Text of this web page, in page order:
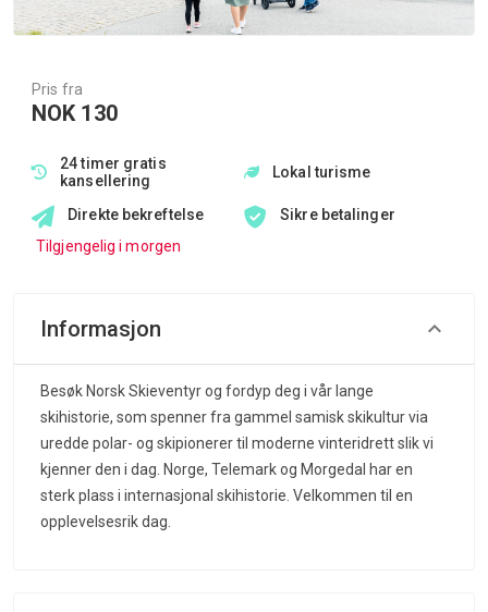
Pris fra
NOK 130
24 timer gratis
kansellering
Lokal turisme
Direkte bekreftelse
Sikre betalinger
Tilgjengelig i morgen
Informasjon
Besøk Norsk Skieventyr og fordyp deg i vår lange
skihistorie, som spenner fra gammel samisk skikultur via
uredde polar- og skipionerer til moderne vinteridrett slik vi
kjenner den i dag. Norge, Telemark og Morgedal har en
sterk plass i internasjonal skihistorie. Velkommen til en
opplevelsesrik dag.